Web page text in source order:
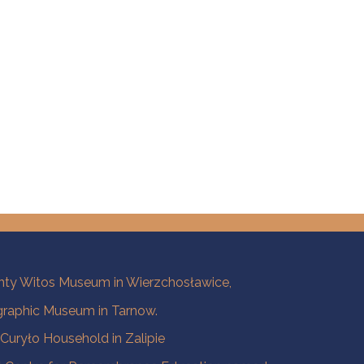
Witos Museum in Wierzchosławice,
Museum in Tarnow.
Household in Zalipie